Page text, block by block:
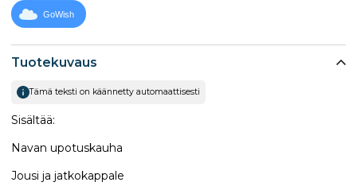
Tuotekuvaus
Tämä teksti on käännetty automaattisesti
Sisältää:
Navan upotuskauha
Jousi ja jatkokappale
GoWish